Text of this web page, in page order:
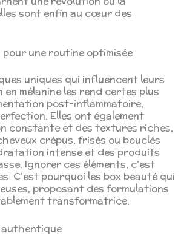
sont enfin au cœur des
une routine optimisée
uniques qui influencent leurs
mélanine les rend certes plus
post-inflammatoire,
Elles ont également
constante et des textures riches,
crépus, frisés ou bouclés
intense et des produits
Ignorer ces éléments, c’est
C’est pourquoi les box beauté qui
proposant des formulations
transformatrice.
authentique